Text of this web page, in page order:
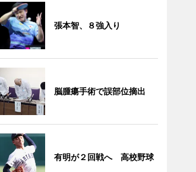
張本智、８強入り
脳腫瘍手術で誤部位摘出
有明が２回戦へ 高校野球